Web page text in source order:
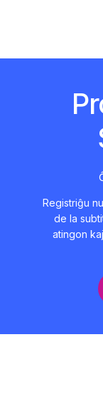
Registriĝu
de la
atingon